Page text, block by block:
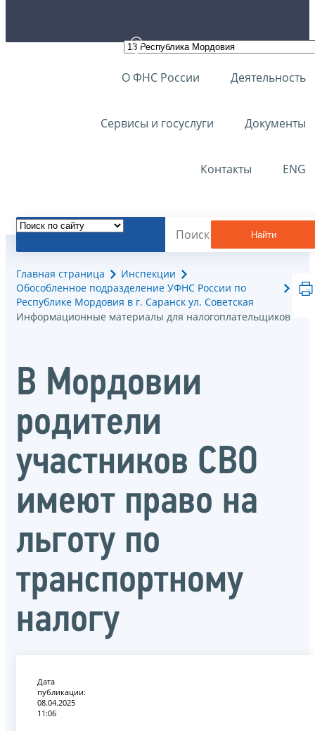
О ФНС России Деятельность
Сервисы и госуслуги Документы
Контакты ENG
Найти
Главная страница
Инспекции
Обособленное подразделение УФНС России по
Республике Мордовия в г. Саранск ул. Советская
Информационные материалы для налогоплательщиков
В Мордовии
родители
участников СВО
имеют право на
льготу по
транспортному
налогу
Дата
публикации:
08.04.2025
11:06